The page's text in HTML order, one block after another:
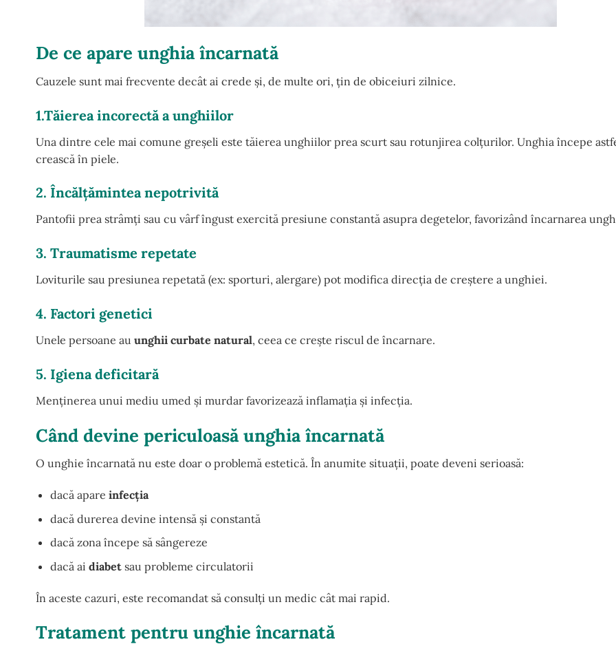
De ce apare unghia încarnată
Cauzele sunt mai frecvente decât ai crede și, de multe ori, țin de obiceiuri zilnice.
1.Tăierea incorectă a unghiilor
Una dintre cele mai comune greșeli este tăierea unghiilor prea scurt sau rotunjirea colțurilor. Unghia începe
crească în piele.
2. Încălțămintea nepotrivită
Pantofii prea strâmți sau cu vârf îngust exercită presiune constantă asupra degetelor, favorizând încarnarea
3. Traumatisme repetate
Loviturile sau presiunea repetată (ex: sporturi, alergare) pot modifica direcția de creștere a unghiei.
4. Factori genetici
Unele persoane au unghii curbate natural, ceea ce crește riscul de încarnare.
5. Igiena deficitară
Menținerea unui mediu umed și murdar favorizează inflamația și infecția.
Când devine periculoasă unghia încarnată
O unghie încarnată nu este doar o problemă estetică. În anumite situații, poate deveni serioasă:
dacă apare infecția
dacă durerea devine intensă și constantă
dacă zona începe să sângereze
dacă ai diabetsau probleme circulatorii
În aceste cazuri, este recomandat să consulți un medic cât mai rapid.
Tratament pentru unghie încarnată